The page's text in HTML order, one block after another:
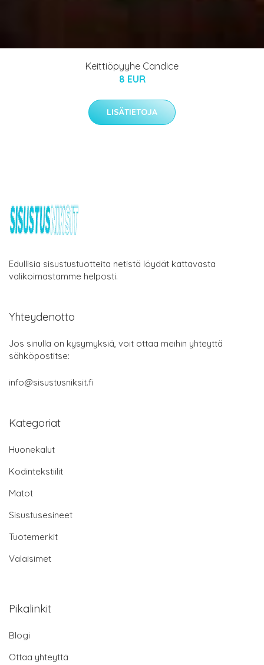
Keittiöpyyhe Candice
8 EUR
LISÄTIETOJA
Edullisia sisustustuotteita netistä löydät kattavasta
valikoimastamme helposti.
Yhteydenotto
Jos sinulla on kysymyksiä, voit ottaa meihin yhteyttä
sähköpostitse:
info@sisustusniksit.fi
Kategoriat
Huonekalut
Kodintekstiilit
Matot
Sisustusesineet
Tuotemerkit
Valaisimet
Pikalinkit
Blogi
Ottaa yhteyttä